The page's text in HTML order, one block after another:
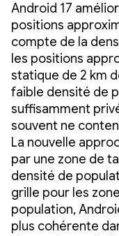
Android 17
positions
compte de la
les positions
statique de 2 km
faible densité de
suffisamment
souvent ne
La nouvelle
par une zone de
densité de
grille pour les
population,
plus cohérente